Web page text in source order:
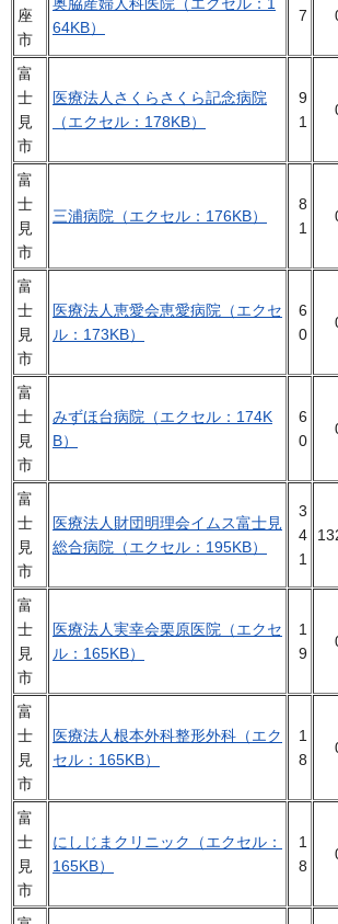
座
市
64KB）
7
富
士
見
市
医療法人さくらさくら記念病院
（エクセル：178KB）
9
1
富
士
見
市
三浦病院（エクセル：176KB）
8
1
富
士
見
市
医療法人恵愛会恵愛病院（エクセ
ル：173KB）
6
0
富
士
見
市
みずほ台病院（エクセル：174K
B）
6
0
富
士
見
市
医療法人財団明理会イムス富士見
総合病院（エクセル：195KB）
3
4
1
富
士
見
市
医療法人実幸会栗原医院（エクセ
ル：165KB）
1
9
富
士
見
市
医療法人根本外科整形外科（エク
セル：165KB）
1
8
富
士
見
市
にしじまクリニック（エクセル：
165KB）
1
8